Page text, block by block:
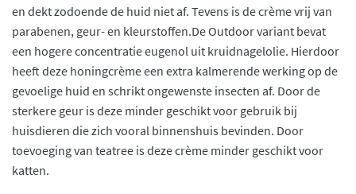
en dekt zodoende de huid niet af. Tevens is de crème vrij van
parabenen, geur- en kleurstoffen.De Outdoor variant bevat
een hogere concentratie eugenol uit kruidnagelolie. Hierdoor
heeft deze honingcrème een extra kalmerende werking op de
gevoelige huid en schrikt ongewenste insecten af. Door de
sterkere geur is deze minder geschikt voor gebruik bij
huisdieren die zich vooral binnenshuis bevinden. Door
toevoeging van teatree is deze crème minder geschikt voor
katten.